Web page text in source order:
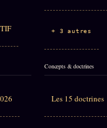
+ 3 autres
Concepts & doctrines
Les 15 doctrines